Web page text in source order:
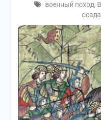
военный поход,